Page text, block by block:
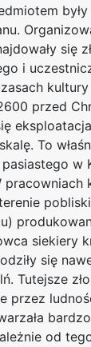
się
i
przed
To
w
pracowniach
siekiery
się
Tutejsze
przez
od